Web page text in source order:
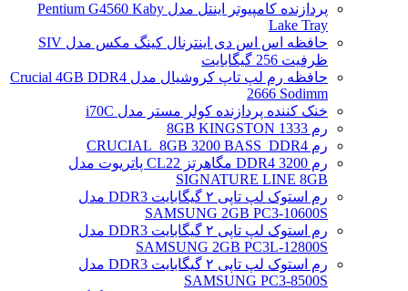
پردازنده کامپیوتر اینتل مدل Pentium G4560 Kaby
Lake Tray
حافظه اس اس دی اینترنال کینگ مکس مدل SIV
ظرفیت 256 گیگابایت
حافظه رم لپ تاپ کروشیال مدل Crucial 4GB DDR4
2666 Sodimm
خنک کننده پردازنده کولر مستر مدل i70C
رم 1333 8GB KINGSTON
رم CRUCIAL_8GB 3200 BASS_DDR4
رم DDR4 3200 مگاهرتز CL22 پاتریوت مدل
SIGNATURE LINE 8GB
رم استوک لپ تاپی ۲ گیگابایت DDR3 مدل
SAMSUNG 2GB PC3-10600S
رم استوک لپ تاپی ۲ گیگابایت DDR3 مدل
SAMSUNG 2GB PC3L-12800S
رم استوک لپ تاپی ۲ گیگابایت DDR3 مدل
SAMSUNG PC3-8500S